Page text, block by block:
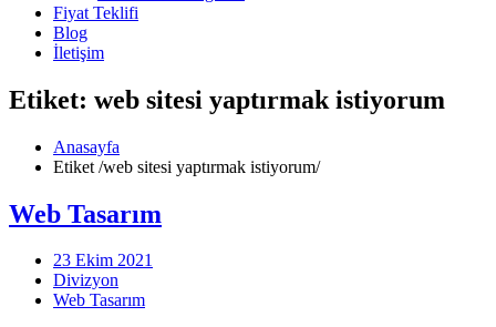
Fiyat Teklifi
Blog
İletişim
Etiket: web sitesi yaptırmak istiyorum
Anasayfa
Etiket /web sitesi yaptırmak istiyorum/
Web Tasarım
23 Ekim 2021
Divizyon
Web Tasarım